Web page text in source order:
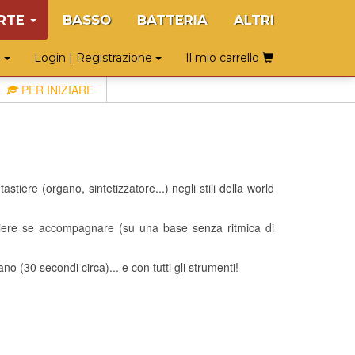
BASSO BATTERIA ALTRI
Login | Registrazione Il mio carrello
PER INIZIARE
(organo, sintetizzatore...) negli stili della world
se accompagnare (su una base senza ritmica di
(30 secondi circa)... e con tutti gli strumenti!